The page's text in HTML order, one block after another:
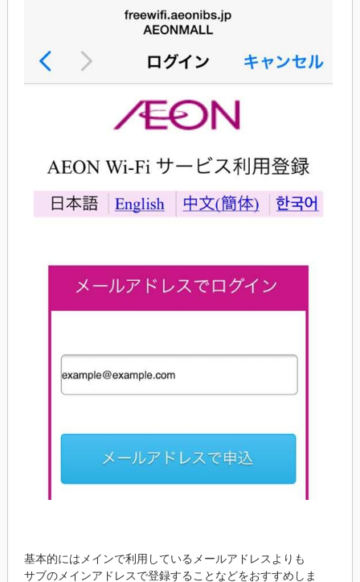
基本的にはメインで利用しているメールアドレスよりも
サブのメインアドレスで登録することなどをおすすめしま